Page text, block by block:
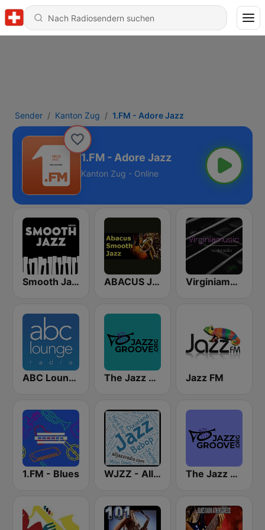
Sender Kanton Zug 1.FM - Adore Jazz
1.FM - Adore Jazz
Kanton Zug - Online
Smooth Jazz - Groov ABACUS JAZZ Virginiamusic
ABC Lounge Jazz The Jazz Groove Mix #2 Jazz FM
1.FM - Blues WJZZ - All Jazz Radio The Jazz Groove (Mix #1)